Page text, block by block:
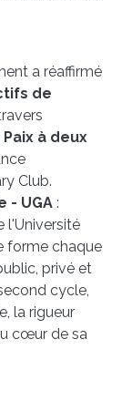
a réaffirmé
de
à deux
Club.
- UGA :
l'Université
forme chaque
privé et
cycle,
la rigueur
cœur de sa